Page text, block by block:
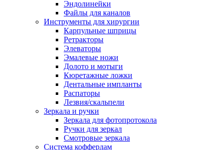
Эндолинейки
Файлы для каналов
Инструменты для хирургии
Карпульные шприцы
Ретракторы
Элеваторы
Эмалевые ножи
Долото и мотыги
Кюретажные ложки
Дентальные импланты
Распаторы
Лезвия/скальпели
Зеркала и ручки
Зеркала для фотопротокола
Ручки для зеркал
Смотровые зеркала
Система коффердам